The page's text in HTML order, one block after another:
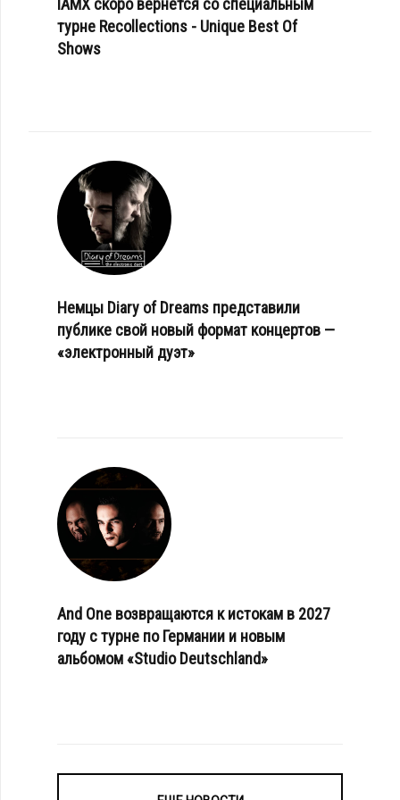
турне Recollections - Unique Best Of
Shows
Немцы Diary of Dreams представили
публике свой новый формат концертов —
«электронный дуэт»
And One возвращаются к истокам в 2027
году с турне по Германии и новым
альбомом «Studio Deutschland»